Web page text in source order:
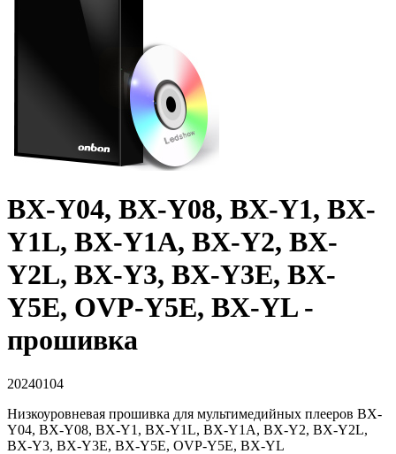
BX-Y04, BX-Y08, BX-Y1, BX-
Y1L, BX-Y1A, BX-Y2, BX-
Y2L, BX-Y3, BX-Y3E, BX-
Y5E, OVP-Y5E, BX-YL -
прошивка
20240104
Низкоуровневая прошивка для мультимедийных плееров BX-
Y04, BX-Y08, BX-Y1, BX-Y1L, BX-Y1A, BX-Y2, BX-Y2L,
BX-Y3, BX-Y3E, BX-Y5E, OVP-Y5E, BX-YL